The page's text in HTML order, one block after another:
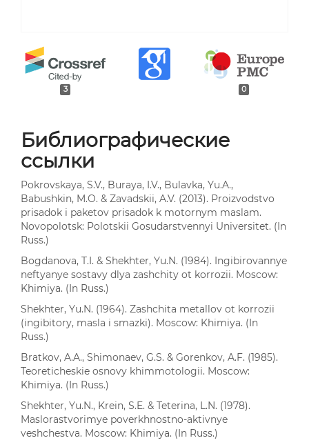
3 0
Библиографические
ссылки
Pokrovskaya, S.V., Buraya, I.V., Bulavka, Yu.A.,
Babushkin, M.O. & Zavadskii, A.V. (2013). Proizvodstvo
prisadok i paketov prisadok k motornym maslam.
Novopolotsk: Polotskii Gosudarstvennyi Universitet. (In
Russ.)
Bogdanova, T.I. & Shekhter, Yu.N. (1984). Ingibirovannye
neftyanye sostavy dlya zashchity ot korrozii. Moscow:
Khimiya. (In Russ.)
Shekhter, Yu.N. (1964). Zashchita metallov ot korrozii
(ingibitory, masla i smazki). Moscow: Khimiya. (In
Russ.)
Bratkov, A.A., Shimonaev, G.S. & Gorenkov, A.F. (1985).
Teoreticheskie osnovy khimmotologii. Moscow:
Khimiya. (In Russ.)
Shekhter, Yu.N., Krein, S.E. & Teterina, L.N. (1978).
Maslorastvorimye poverkhnostno-aktivnye
veshchestva. Moscow: Khimiya. (In Russ.)